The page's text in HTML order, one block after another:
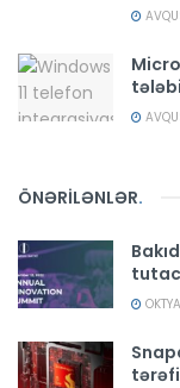
ÖNƏRİLƏNLƏR.